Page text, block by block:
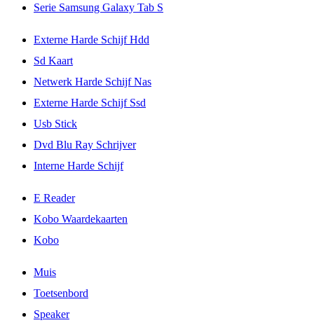
Serie Samsung Galaxy Tab S
Externe Harde Schijf Hdd
Sd Kaart
Netwerk Harde Schijf Nas
Externe Harde Schijf Ssd
Usb Stick
Dvd Blu Ray Schrijver
Interne Harde Schijf
E Reader
Kobo Waardekaarten
Kobo
Muis
Toetsenbord
Speaker